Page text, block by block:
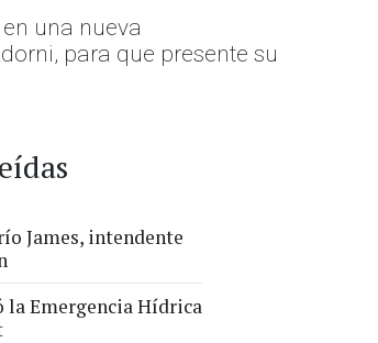
una nueva
para que presente su
James, intendente
la Emergencia Hídrica